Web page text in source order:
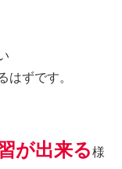
はずです。
が出来る様